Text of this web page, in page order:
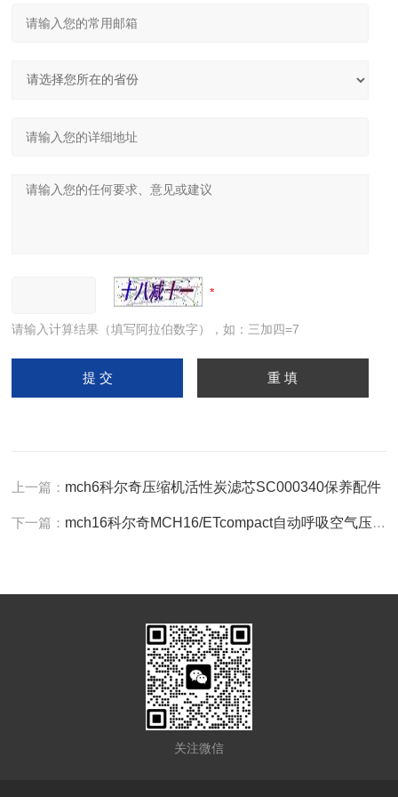
请输入计算结果（填写阿拉伯数字），如：三加四=7
上一篇： mch6科尔奇压缩机活性炭滤芯SC000340保养配件
下一篇： mch16科尔奇MCH16/ETcompact自动呼吸空气压缩机
关注微信